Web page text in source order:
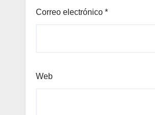
Correo electrónico *
Web